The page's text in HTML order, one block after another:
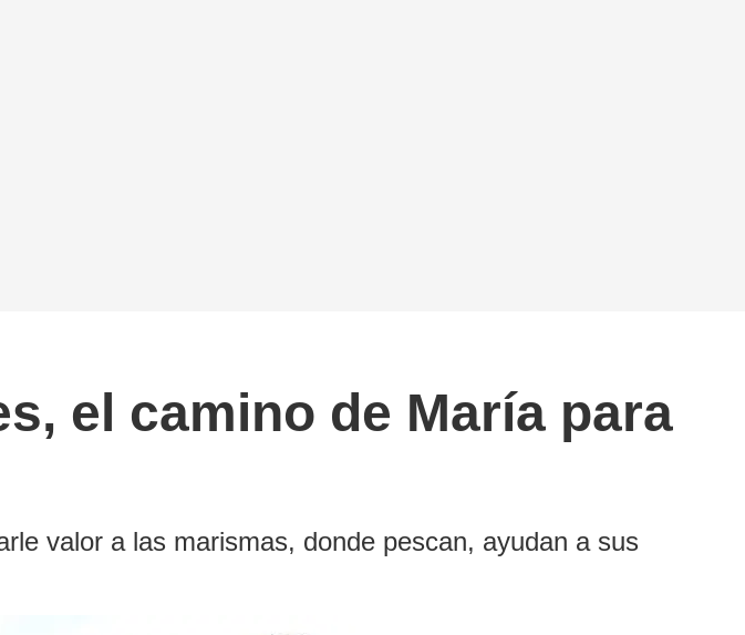
el camino de María para
valor a las marismas, donde pescan, ayudan a sus